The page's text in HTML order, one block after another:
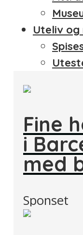
Uteliv og
Fine
i
med
Sponset